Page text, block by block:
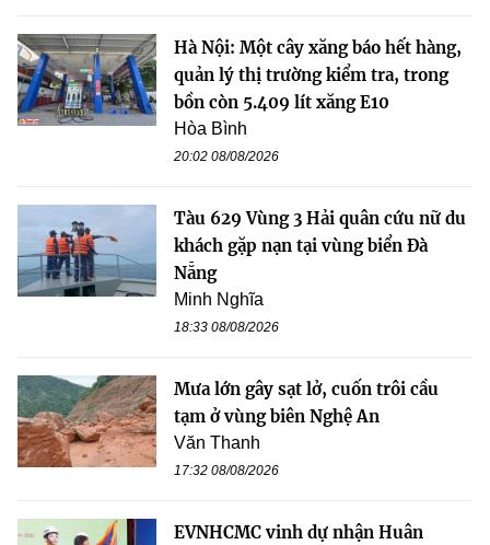
Hà Nội: Một cây xăng báo hết hàng,
quản lý thị trường kiểm tra, trong
bồn còn 5.409 lít xăng E10
Hòa Bình
20:02 08/08/2026
Tàu 629 Vùng 3 Hải quân cứu nữ du
khách gặp nạn tại vùng biển Đà
Nẵng
Minh Nghĩa
18:33 08/08/2026
Mưa lớn gây sạt lở, cuốn trôi cầu
tạm ở vùng biên Nghệ An
Văn Thanh
17:32 08/08/2026
EVNHCMC vinh dự nhận Huân